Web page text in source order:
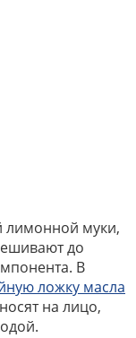
лимонной муки,
до
В
ложку масла
на лицо,